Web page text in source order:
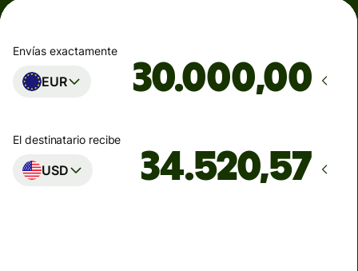
Envías exactamente
EUR ,00
El destinatario recibe
USD